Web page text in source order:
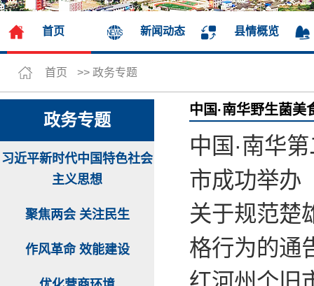
首页 新闻动态 县情概览
首页 >> 政务专题
政务专题
习近平新时代中国特色社会
主义思想
聚焦两会 关注民生
作风革命 效能建设
中国·南华野生菌美
中国·南华
市成功举办
关于规范楚
格行为的通